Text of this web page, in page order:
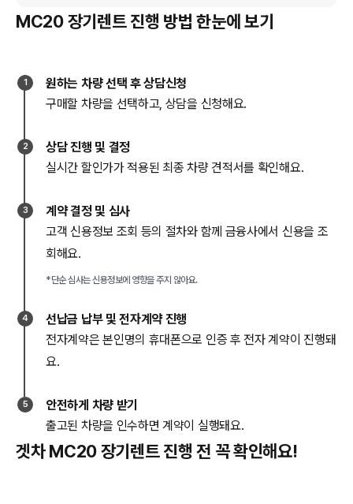
MC20 장기렌트 진행 방법 한눈에 보기
1
원하는 차량 선택 후 상담신청
구매할 차량을 선택하고, 상담을 신청해요.
2
상담 진행 및 결정
실시간 할인가가 적용된 최종 차량 견적서를 확인해요.
3
계약 결정 및 심사
고객 신용정보 조회 등의 절차와 함께 금융사에서 신용을 조
회해요.
*단순 심사는 신용정보에 영향을 주지 않아요.
4
선납금 납부 및 전자계약 진행
전자계약은 본인명의 휴대폰으로 인증 후 전자 계약이 진행돼
요.
5
안전하게 차량 받기
출고된 차량을 인수하면 계약이 실행돼요.
겟차 MC20 장기렌트 진행 전 꼭 확인해요!